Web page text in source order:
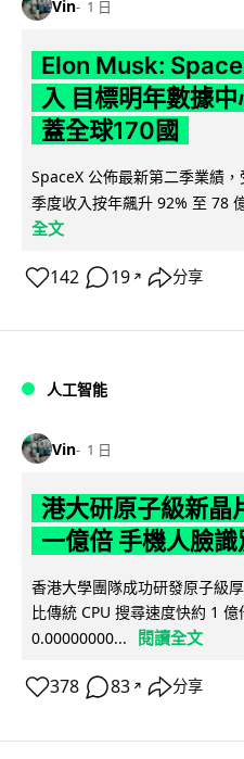
Vin 1 日
Elon Musk:
入 目標明年數據
蓋全球170國
SpaceX 公佈最新第二季業績
季度收入按年飆升 92% 至 78
全文
142 19 ↗ 分享
人工智能
Vin 1 日
港大研原子級新晶
一億倍 手機人臉
香港大學團隊成功研發原子級
比傳統 CPU 搜尋速度快約 1
0.00000000...
閱讀全文
378 83 ↗ 分享